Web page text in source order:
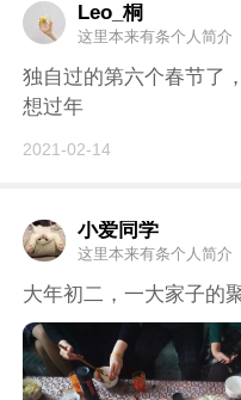
Leo_桐
这里本来有条个人简介
独自过的第六个春节了
想过年
2021-02-14
小爱同学
这里本来有条个人简介
大年初二，一大家子的